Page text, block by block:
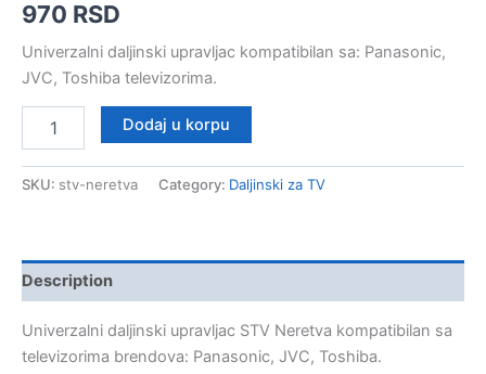
970 RSD
Univerzalni daljinski upravljac kompatibilan sa: Panasonic,
JVC, Toshiba televizorima.
Neretva
Dodaj u korpu
SKU: stv-neretva Category: Daljinski za TV
Description
Univerzalni daljinski upravljac STV Neretva kompatibilan sa
televizorima brendova: Panasonic, JVC, Toshiba.